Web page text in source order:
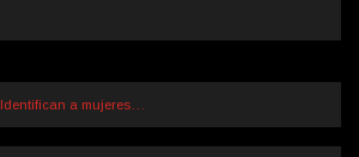
Identifican a mujeres…